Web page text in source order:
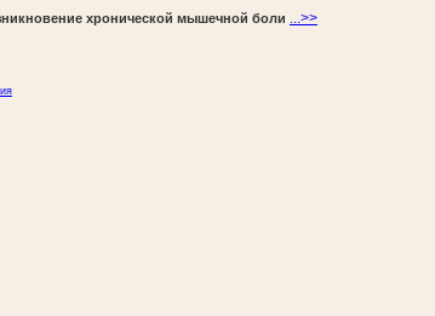
хронической мышечной боли ...>>